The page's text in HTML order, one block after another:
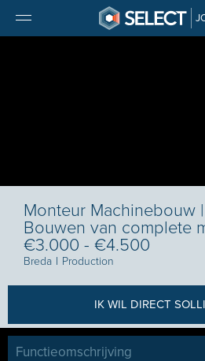
Monteur Machinebouw
Bouwen van complete
€3.000 - €4.500
Breda I Production
IK WIL DIRECT
Functieomschrijving